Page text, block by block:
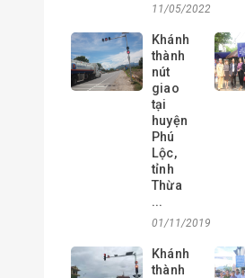
11/05/2022
Khánh
thành
nút
giao
tại
huyện
Phú
Lộc,
tỉnh
Thừa
...
01/11/2019
Khánh
thành